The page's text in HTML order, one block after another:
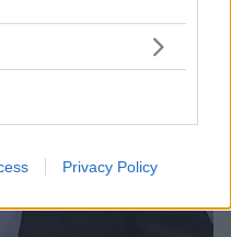
Privacy Policy